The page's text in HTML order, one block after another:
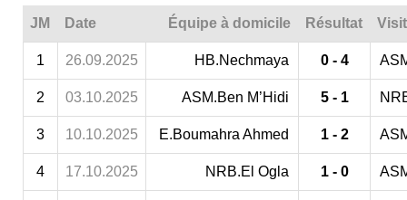
JM Date Équipe à domicile Résultat
1 26.09.2025 HB.Nechmaya 0 - 4
2 03.10.2025 ASM.Ben M’Hidi 5 - 1
3 10.10.2025 E.Boumahra Ahmed 1 - 2
4 17.10.2025 NRB.El Ogla 1 - 0